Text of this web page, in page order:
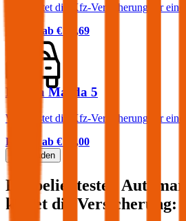
Was kostet die Kfz-Versicherung für
Prämie ab € 95,69
Mazda Mazda 5
Was kostet die Kfz-Versicherung für
Prämie ab € 65,00
Mehr laden
Die beliebtesten
kostet die Versicherung: